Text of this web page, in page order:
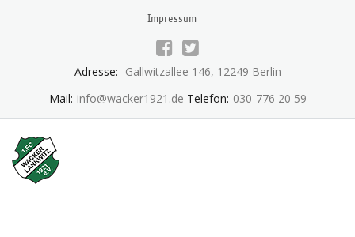
Impressum
Adresse: Gallwitzallee 146, 12249 Berlin
Mail: info@wacker1921.de Telefon: 030-776 20 59